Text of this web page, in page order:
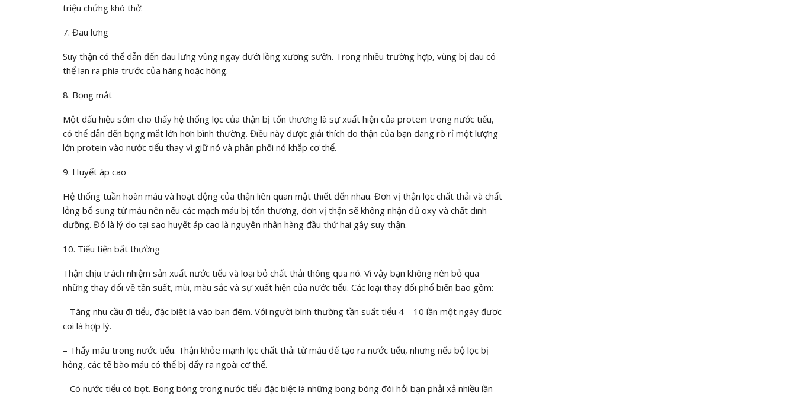
triệu chứng khó thở.
7. Đau lưng
Suy thận có thể dẫn đến đau lưng vùng ngay dưới lồng xương sườn. Trong nhiều trường hợp, vùng bị đau có
thể lan ra phía trước của háng hoặc hông.
8. Bọng mắt
Một dấu hiệu sớm cho thấy hệ thống lọc của thận bị tổn thương là sự xuất hiện của protein trong nước tiểu,
có thể dẫn đến bọng mắt lớn hơn bình thường. Điều này được giải thích do thận của bạn đang rò rỉ một lượng
lớn protein vào nước tiểu thay vì giữ nó và phân phối nó khắp cơ thể.
9. Huyết áp cao
Hệ thống tuần hoàn máu và hoạt động của thận liên quan mật thiết đến nhau. Đơn vị thận lọc chất thải và chất
lỏng bổ sung từ máu nên nếu các mạch máu bị tổn thương, đơn vị thận sẽ không nhận đủ oxy và chất dinh
dưỡng. Đó là lý do tại sao huyết áp cao là nguyên nhân hàng đầu thứ hai gây suy thận.
10. Tiểu tiện bất thường
Thận chịu trách nhiệm sản xuất nước tiểu và loại bỏ chất thải thông qua nó. Vì vậy bạn không nên bỏ qua
những thay đổi về tần suất, mùi, màu sắc và sự xuất hiện của nước tiểu. Các loại thay đổi phổ biến bao gồm:
– Tăng nhu cầu đi tiểu, đặc biệt là vào ban đêm. Với người bình thường tần suất tiểu 4 – 10 lần một ngày được
coi là hợp lý.
– Thấy máu trong nước tiểu. Thận khỏe mạnh lọc chất thải từ máu để tạo ra nước tiểu, nhưng nếu bộ lọc bị
hỏng, các tế bào máu có thể bị đẩy ra ngoài cơ thể.
– Có nước tiểu có bọt. Bong bóng trong nước tiểu đặc biệt là những bong bóng đòi hỏi bạn phải xả nhiều lần